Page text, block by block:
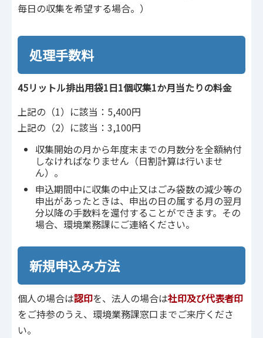
毎日の収集を希望する場合。）
処理手数料
45リットル排出用袋1日1個収集1か月当たりの料金
上記の（1）に該当：5,400円
上記の（2）に該当：3,100円
収集開始の月から年度末までの月数分を全額納付
しなければなりません（日割計算は行いませ
ん）。
申込期間中に収集の中止又はごみ袋数の減少等の
申出があったときは、申出の日の属する月の翌月
分以降の手数料を還付することができます。その
場合、環境業務課にご連絡ください。
新規申込み方法
個人の場合は認印を、法人の場合は社印及び代表者印
をご持参のうえ、環境業務課窓口までご来庁くださ
い。